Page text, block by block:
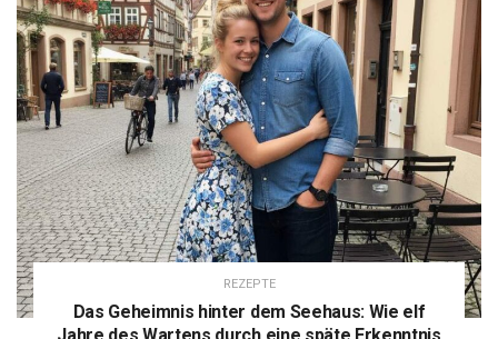
REZEPTE
Das Geheimnis hinter dem Seehaus: Wie elf